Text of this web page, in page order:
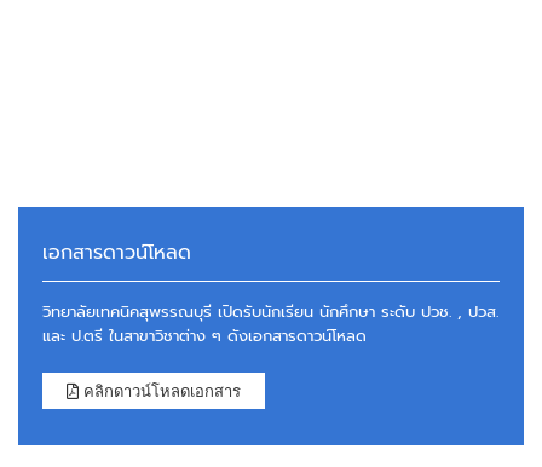
เอกสารดาวน์โหลด
วิทยาลัยเทคนิคสุพรรณบุรี เปิดรับนักเรียน นักศึกษา ระดับ ปวช. , ปวส.
และ ป.ตรี ในสาขาวิชาต่าง ๆ ดังเอกสารดาวน์โหลด
คลิกดาวน์โหลดเอกสาร